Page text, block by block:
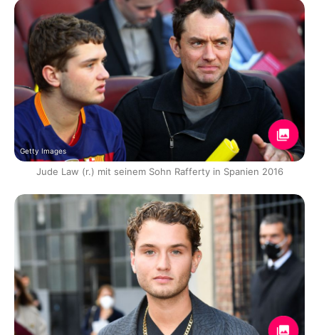
Getty Images
Jude Law (r.) mit seinem Sohn Rafferty in Spanien 2016